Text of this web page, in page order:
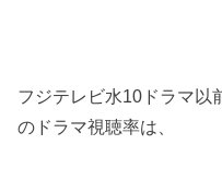
フジテレビ水10ドラマ以
のドラマ視聴率は、